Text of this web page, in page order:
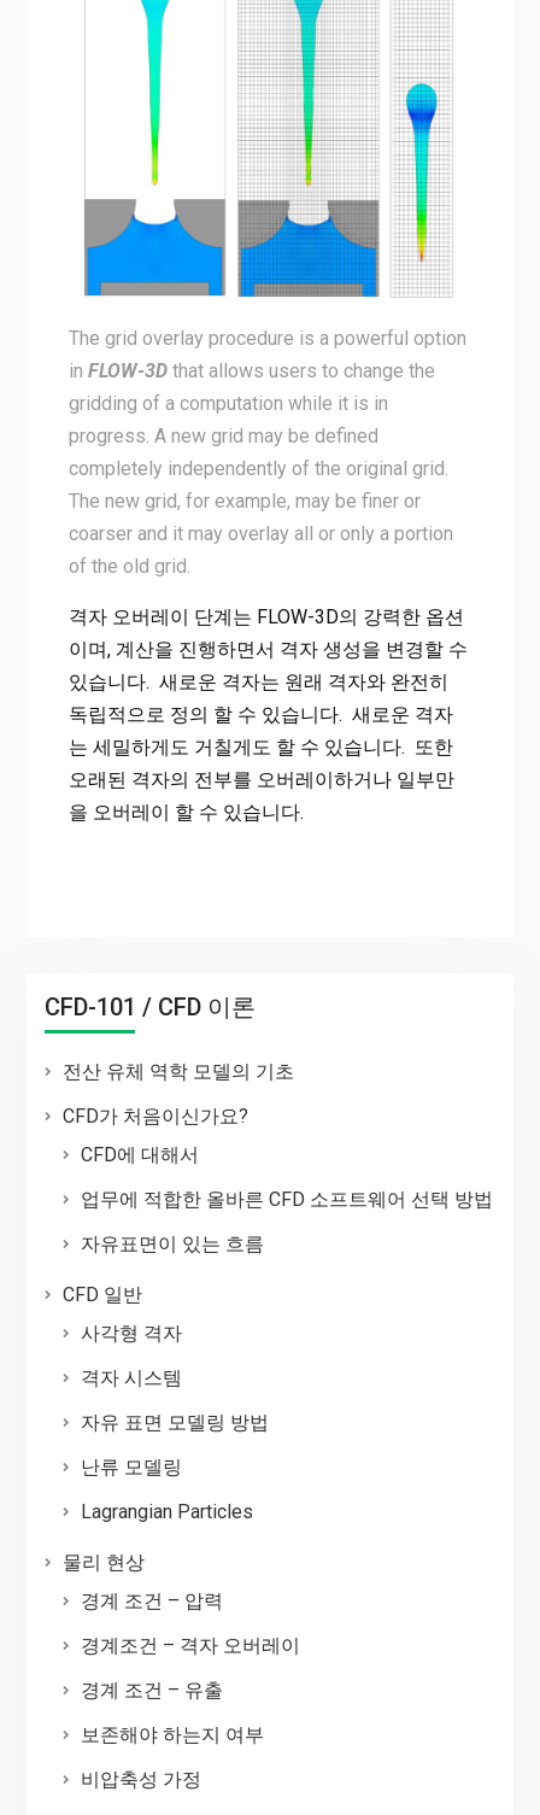
The grid overlay procedure is a powerful option
in FLOW-3Dthat allows users to change the
gridding of a computation while it is in
progress. A new grid may be defined
completely independently of the original grid.
The new grid, for example, may be finer or
coarser and it may overlay all or only a portion
of the old grid.
격자 오버레이 단계는 FLOW-3D의 강력한 옵션
이며, 계산을 진행하면서 격자 생성을 변경할 수
있습니다. 새로운 격자는 원래 격자와 완전히
독립적으로 정의 할 수 있습니다. 새로운 격자
는 세밀하게도 거칠게도 할 수 있습니다. 또한
오래된 격자의 전부를 오버레이하거나 일부만
을 오버레이 할 수 있습니다.
CFD-101 / CFD 이론
전산 유체 역학 모델의 기초
CFD가 처음이신가요?
CFD에 대해서
업무에 적합한 올바른 CFD 소프트웨어 선택 방법
자유표면이 있는 흐름
CFD 일반
사각형 격자
격자 시스템
자유 표면 모델링 방법
난류 모델링
Lagrangian Particles
물리 현상
경계 조건 – 압력
경계조건 – 격자 오버레이
경계 조건 – 유출
보존해야 하는지 여부
비압축성 가정